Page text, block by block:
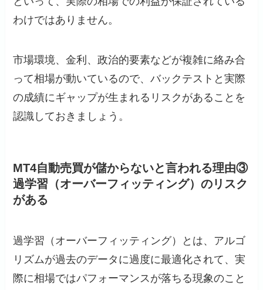
わけではありません。
市場環境、金利、政治的要素などが複雑に絡み合
って相場が動いているので、バックテストと実際
の成績にギャップが生まれるリスクがあることを
認識しておきましょう。
MT4自動売買が儲からないと言われる理由③
過学習（オーバーフィッティング）のリスク
がある
過学習（オーバーフィッティング）とは、アルゴ
リズムが過去のデータに過度に最適化されて、実
際に相場ではパフォーマンスが落ちる現象のこと